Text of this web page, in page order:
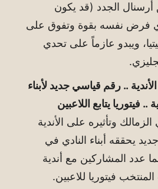
أرسنال الجدد (قد يكون
فرض نفسه بقوة وتفوق على
ويبدو عازماً على تحدي
.. رقم قياسي جديد لأبناء
.. فيتوريا يتابع اللاعبين
وتأثيره على الأندية
يحققه أبناء النادي في
عدد المشاركين مع أندية
فيتوريا للاعبين.